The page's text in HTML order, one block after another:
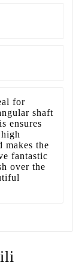
for
shaft
ensures
makes the
fantastic
over the